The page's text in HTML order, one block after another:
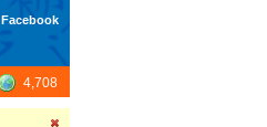
Facebook
4,708